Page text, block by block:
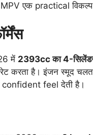
एक practical विकल्प
में 2393cc का 4-
करता है। इंजन स्मूद
feel देती है।